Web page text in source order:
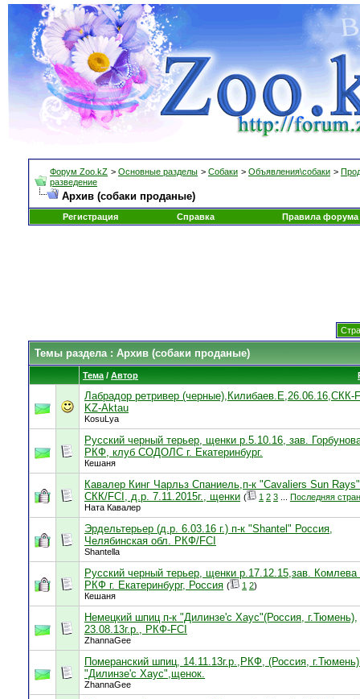
Форум Zoo.kZ > Основные разделы > Собаки > Объявления\собаки >
разведение
Архив (собаки проданые)
Регистрация Справка Правила форума
Темы раздела: Архив (собаки проданые)
Тема / Автор
Лабрадор ретривер (черные),Килибаев.Е,26.06.16,СКК-
KZ-Aktau
KosuLya
Русский черный терьер, щенки р.5.10.16, зав.
РКФ, клуб СОДОЛС г. Екатеринбург.
Кешаня
Кавалер Кинг Чарльз Спаниель,п-к "Cavaliers Sun
СКК/FCI, д.р. 7.11.2015г., щенки ( 1 2 3
Последняя
Ната Кавалер
Эрдельтерьер (д.р. 6.03.16 г.) п-к "Shantel" Россия,
Челябинская обл. РКФ/FCI
Shantella
Русский черный терьер, щенки р.17.12.15,зав.
РКФ г. Екатеринбург, Россия ( 1 2)
Кешаня
Немецкий шпиц п-к "Дилинзе'с Хаус"(Россия, г.Тюмень),
23.08.13г.р., РКФ-FCI
ZhannaGee
Померанский шпиц, 14.11.13г.р.,РКФ, (Россия, г.Тюмень)
"Дилинзе'с Хаус",щенок.
ZhannaGee